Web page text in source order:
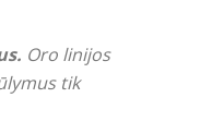
Oro linijos
tik